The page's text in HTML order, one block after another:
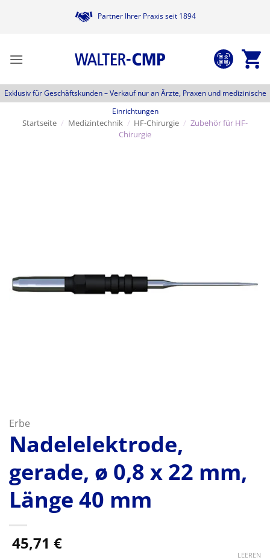
Partner Ihrer Praxis seit 1894
Exklusiv für Geschäftskunden –Verkauf nur an Ärzte, Praxen und medizinische
Einrichtungen
Startseite / Medizintechnik / HF-Chirurgie / Zubehör für HF-
Chirurgie
Erbe
Nadelelektrode,
gerade, ø 0,8 x 22 mm,
Länge 40 mm
45,71 €
LEEREN